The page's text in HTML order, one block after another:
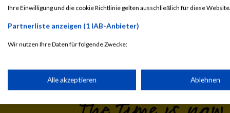
Laufsport Anmeldung
Ihre Einwilligung und die cookie Richtlinie gelten ausschließlich für diese
Partnerliste anzeigen (1 IAB-Anbieter)
Wir nutzen Ihre Daten für folgende Zwecke:
Speichern von oder Zugriff auf Informationen auf einem
Verwendung reduzierter Daten zur Auswahl von
Alle akzeptieren Ablehnen